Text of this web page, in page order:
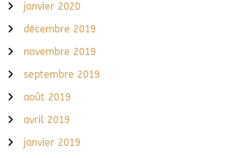
janvier 2020
décembre 2019
novembre 2019
septembre 2019
août 2019
avril 2019
janvier 2019